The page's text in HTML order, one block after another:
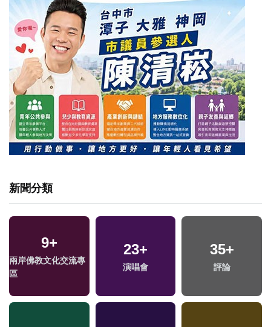
新聞分類
9+
兩岸佛教文化交流專
區
23+
演唱會
35+
評論
68+
2024立委選戰
708+
熱門
2242+
政治